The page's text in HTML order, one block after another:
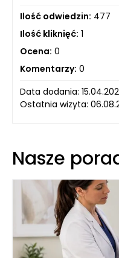
Ilość odwiedzin: 477
Ilość kliknięć: 1
Ocena: 0
Komentarzy: 0
Data dodania:
Ostatnia wizyta:
Nasze